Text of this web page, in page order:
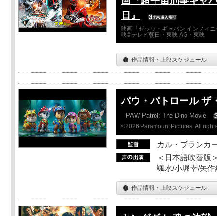
日』
映画「ゼッツ・ギャバン インフィ
映©テレビ朝日・東映 AG・東映
作品情報・上映スケジュール
パウ・パトロール ザ
PAW Patrol: The Dino Movie
©2026 Paramount Pictures. All
カル・ブランカ
＜日本語吹替版
颯水/小堀幸/矢作
作品情報・上映スケジュール